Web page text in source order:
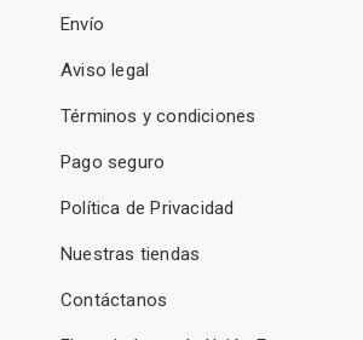
Envío
Aviso legal
Términos y condiciones
Pago seguro
Política de Privacidad
Nuestras tiendas
Contáctanos